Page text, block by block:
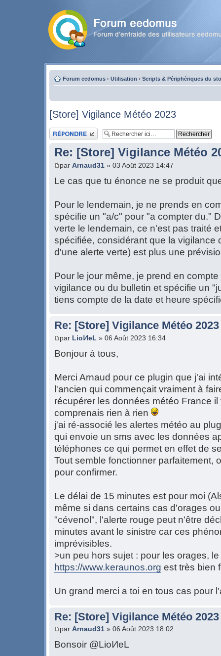
Forum eedomus ‹ Utilisation ‹ Scripts & Périphériques du
[Store] Vigilance Météo 2023
Publier une réponse
Re: [Store] Vigilance Météo
par Arnaud31 » 03 Août 2023 14:47
Le cas que tu énonce ne se produit
Pour le lendemain, je ne prends en
spécifie un "a/c" pour "a compter du."
verte le lendemain, ce n'est pas traité
spécifiée, considérant que la vigilance
d'une alerte verte) est plus une
Pour le jour même, je prend en
vigilance ou du bulletin et spécifie un
tiens compte de la date et heure
Re: [Store] Vigilance Météo 2023
par LioͶeL » 06 Août 2023 16:34
Bonjour à tous,
Merci Arnaud pour ce plugin que j'ai
l'ancien qui commençait vraiment à
récupérer les données météo France
comprenais rien à rien
j'ai ré-associé les alertes météo au
qui envoie un sms avec les données
téléphones ce qui permet en effet de
Tout semble fonctionner parfaitement,
pour confirmer.
Le délai de 15 minutes est pour moi
même si dans certains cas d'orages
"cévenol", l'alerte rouge peut n'être
minutes avant le sinistre car ces
imprévisibles.
>un peu hors sujet : pour les orages, le
https://www.keraunos.org est très bien
Un grand merci a toi en tous cas pour
Re: [Store] Vigilance Météo 2023
par Arnaud31 » 06 Août 2023 18:02
Bonsoir @LioͶeL